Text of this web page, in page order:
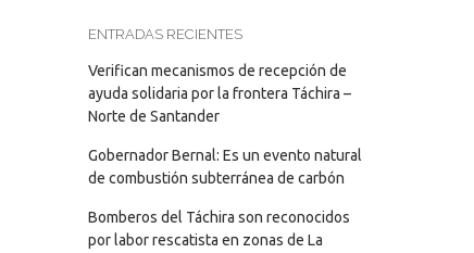
ENTRADAS RECIENTES
Verifican mecanismos de recepción de
ayuda solidaria por la frontera Táchira –
Norte de Santander
Gobernador Bernal: Es un evento natural
de combustión subterránea de carbón
Bomberos del Táchira son reconocidos
por labor rescatista en zonas de La